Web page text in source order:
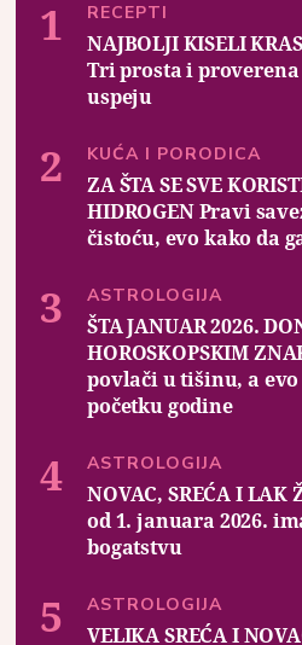
RECEPTI
NAJBOLJI KISELI
Tri prosta i
uspeju
KUĆA I PORODICA
ZA ŠTA SE SVE
HIDROGEN Pravi
čistoću, evo kako da
ASTROLOGIJA
ŠTA JANUAR 2026.
HOROSKOPSKIM
povlači u tišinu, a
početku godine
ASTROLOGIJA
NOVAC, SREĆA I LAK
od 1. januara 2026.
bogatstvu
ASTROLOGIJA
VELIKA SREĆA I